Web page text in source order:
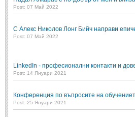
Post: 07 Май 2022
С Алекс Николов Лонг Бийч направи
Post: 07 Май 2022
LinkedIn - професионални контакти и
Post: 14 Януари 2021
Конференция по въпросите на
Post: 25 Януари 2021